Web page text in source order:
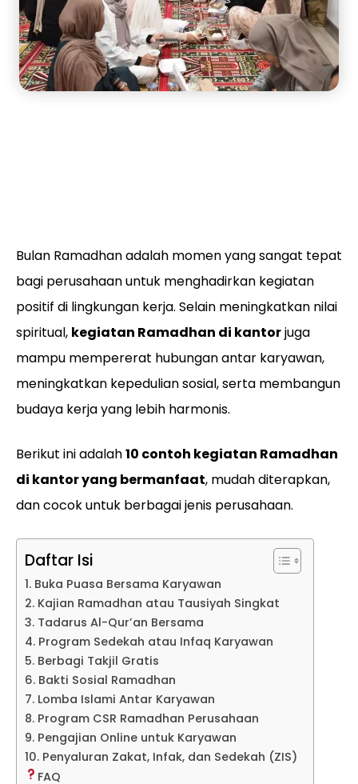
Bulan Ramadhan adalah momen yang sangat tepat
bagi perusahaan untuk menghadirkan kegiatan
positif di lingkungan kerja. Selain meningkatkan nilai
spiritual, kegiatan Ramadhan di kantorjuga
mampu mempererat hubungan antar karyawan,
meningkatkan kepedulian sosial, serta membangun
budaya kerja yang lebih harmonis.
Berikut ini adalah10 contoh kegiatan Ramadhan
di kantor yang bermanfaat, mudah diterapkan,
dan cocok untuk berbagai jenis perusahaan.
Daftar Isi
1. Buka Puasa Bersama Karyawan
2. Kajian Ramadhan atau Tausiyah Singkat
3. Tadarus Al-Qur’an Bersama
4. Program Sedekah atau Infaq Karyawan
5. Berbagi Takjil Gratis
6. Bakti Sosial Ramadhan
7. Lomba Islami Antar Karyawan
8. Program CSR Ramadhan Perusahaan
9. Pengajian Online untuk Karyawan
10. Penyaluran Zakat, Infak, dan Sedekah (ZIS)
FAQ